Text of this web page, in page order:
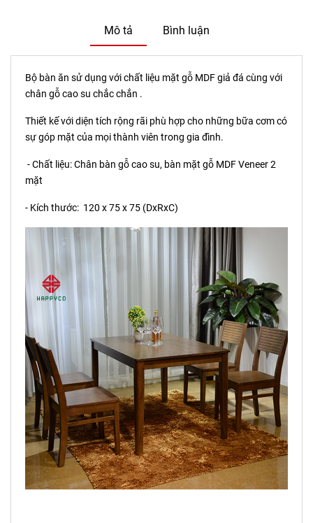
Mô tả Bình luận
Bộ bàn ăn sử dụng với chất liệu mặt gỗ MDF giả đá cùng với
chân gỗ cao su chắc chắn .
Thiết kế với diện tích rộng rãi phù hợp cho những bữa cơm có
sự góp mặt của mọi thành viên trong gia đình.
- Chất liệu: Chân bàn gỗ cao su, bàn mặt gỗ MDF Veneer 2
mặt
- Kích thước: 120 x 75 x 75 (DxRxC)